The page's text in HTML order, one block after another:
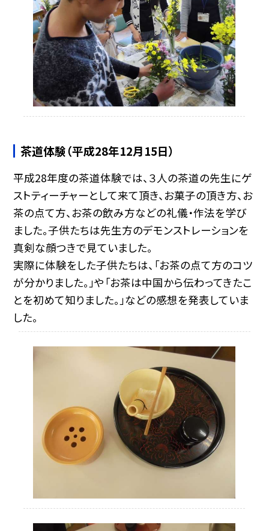
茶道体験（平成28年12月15日）
平成28年度の茶道体験では、３人の茶道の先生にゲ
ストティーチャーとして来て頂き、お菓子の頂き方、お
茶の点て方、お茶の飲み方などの礼儀・作法を学び
ました。子供たちは先生方のデモンストレーションを
真剣な顔つきで見ていました。
実際に体験をした子供たちは、「お茶の点て方のコツ
が分かりました。」や「お茶は中国から伝わってきたこ
とを初めて知りました。」などの感想を発表していま
した。